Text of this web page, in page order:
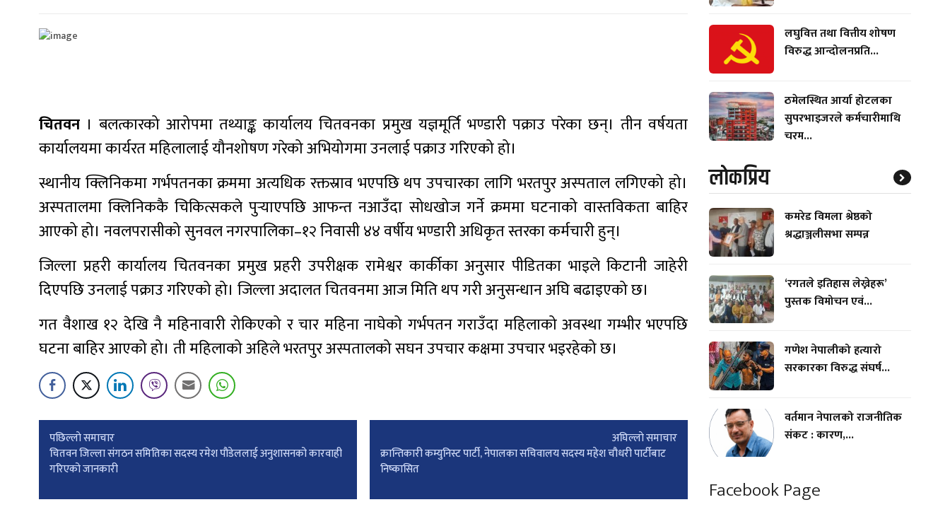
चितवन । बलत्कारको आरोपमा तथ्याङ्क कार्यालय चितवनका प्रमुख यज्ञमूर्ति भण्डारी पक्राउ परेका छन्। तीन वर्षयता
कार्यालयमा कार्यरत महिलालाई यौनशोषण गरेको अभियोगमा उनलाई पक्राउ गरिएको हो।
स्थानीय क्लिनिकमा गर्भपतनका क्रममा अत्यधिक रक्तस्राव भएपछि थप उपचारका लागि भरतपुर अस्पताल लगिएको हो।
अस्पतालमा क्लिनिककै चिकित्सकले पुर्‍याएपछि आफन्त नआउँदा सोधखोज गर्ने क्रममा घटनाको वास्तविकता बाहिर
आएको हो। नवलपरासीको सुनवल नगरपालिका–१२ निवासी ४४ वर्षीय भण्डारी अधिकृत स्तरका कर्मचारी हुन्।
जिल्ला प्रहरी कार्यालय चितवनका प्रमुख प्रहरी उपरीक्षक रामेश्वर कार्कीका अनुसार पीडितका भाइले किटानी जाहेरी
दिएपछि उनलाई पक्राउ गरिएको हो। जिल्ला अदालत चितवनमा आज मिति थप गरी अनुसन्धान अघि बढाइएको छ।
गत वैशाख १२ देखि नै महिनावारी रोकिएको र चार महिना नाघेको गर्भपतन गराउँदा महिलाको अवस्था गम्भीर भएपछि
घटना बाहिर आएको हो। ती महिलाको अहिले भरतपुर अस्पतालको सघन उपचार कक्षमा उपचार भइरहेको छ।
Post
navigation
पछिल्लाे समाचार
चितवन जिल्ला संगठन समितिका सदस्य रमेश पौडेललाई अनुशासनको कारवाही
गरिएको जानकारी
अघिल्लाे समाचार
क्रान्तिकारी कम्युनिस्ट पार्टी, नेपालका सचिवालय सदस्य महेश चौधरी पार्टीबाट
निष्कासित
लघुवित्त तथा वित्तीय शोषण
विरुद्ध आन्दोलनप्रति...
ठमेलस्थित आर्या होटलका
सुपरभाइजरले कर्मचारीमाथि
चरम...
लाेकप्रिय
कमरेड विमला श्रेष्ठको
श्रद्धाञ्जलीसभा सम्पन्न
‘रगतले इतिहास लेख्नेहरू’
पुस्तक विमोचन एवं...
गणेश नेपालीको हत्यारो
सरकारका विरुद्ध संघर्ष...
वर्तमान नेपालको राजनीतिक
संकट : कारण,...
Facebook Page